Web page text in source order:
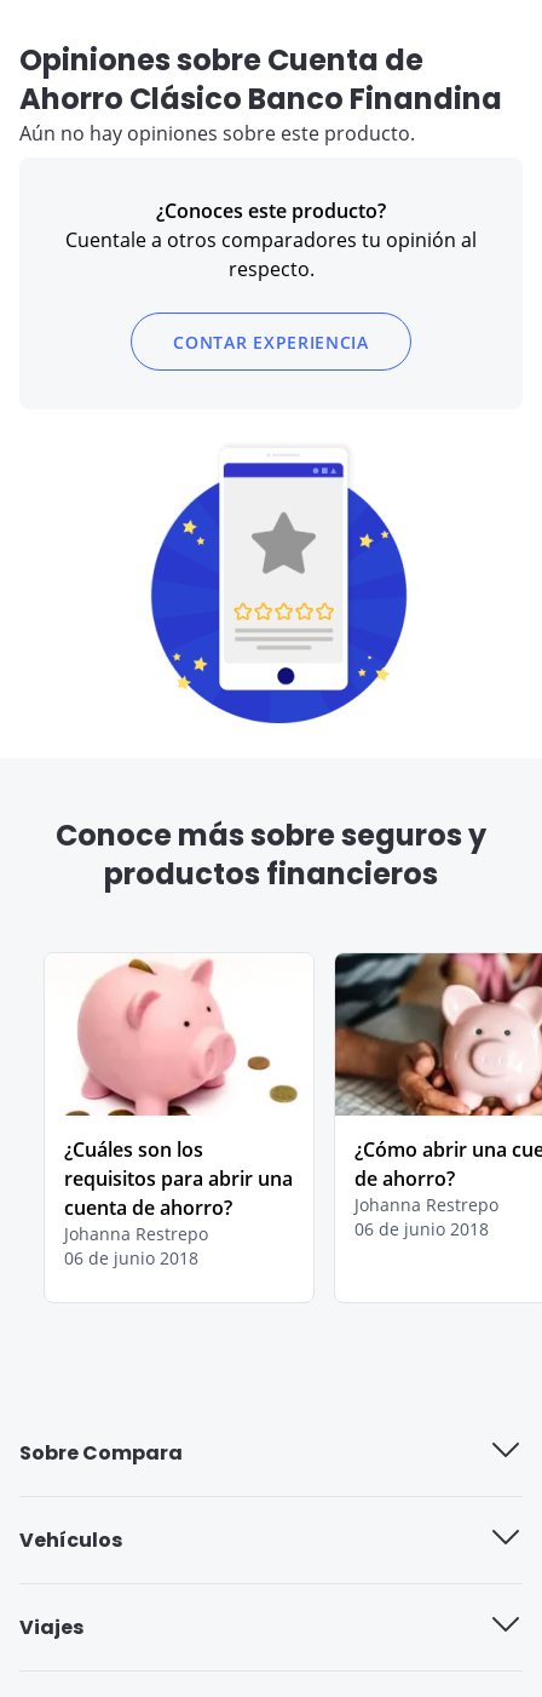
Opiniones sobre Cuenta de
Ahorro Clásico Banco Finandina
Aún no hay opiniones sobre este producto.
¿Conoces este producto?
Cuentale a otros comparadores tu opinión al
respecto.
CONTAR EXPERIENCIA
Conoce más sobre seguros y
productos financieros
¿Cuáles son los
requisitos para abrir una
cuenta de ahorro?
Johanna Restrepo
06 de junio 2018
¿Cómo abrir una
de ahorro?
Johanna Restrepo
06 de junio 2018
Sobre Compara
Blog
Vehículos
Viajes